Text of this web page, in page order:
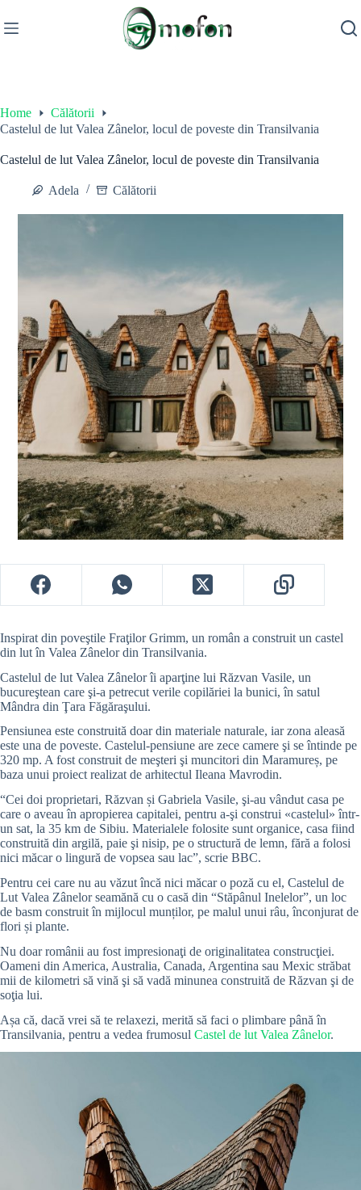
to
content
Home
Călătorii
Castelul de lut Valea Zânelor, locul de poveste din Transilvania
Castelul de lut Valea Zânelor, locul de poveste din Transilvania
Adela Călătorii
Inspirat din poveştile Fraţilor Grimm, un român a construit un castel
din lut în Valea Zânelor din Transilvania.
Castelul de lut Valea Zânelor îi aparţine lui Răzvan Vasile, un
bucureştean care şi-a petrecut verile copilăriei la bunici, în satul
Mândra din Ţara Făgăraşului.
Pensiunea este construită doar din materiale naturale, iar zona aleasă
este una de poveste. Castelul-pensiune are zece camere şi se întinde pe
320 mp. A fost construit de meşteri şi muncitori din Maramureș, pe
baza unui proiect realizat de arhitectul Ileana Mavrodin.
“Cei doi proprietari, Răzvan și Gabriela Vasile, şi-au vândut casa pe
care o aveau în apropierea capitalei, pentru a-şi construi «castelul» într-
un sat, la 35 km de Sibiu. Materialele folosite sunt organice, casa fiind
construită din argilă, paie şi nisip, pe o structură de lemn, fără a folosi
nici măcar o lingură de vopsea sau lac”, scrie BBC.
Pentru cei care nu au văzut încă nici măcar o poză cu el, Castelul de
Lut Valea Zânelor seamănă cu o casă din “Stăpânul Inelelor”, un loc
de basm construit în mijlocul munților, pe malul unui râu, înconjurat de
flori și plante.
Nu doar românii au fost impresionaţi de originalitatea construcţiei.
Oameni din America, Australia, Canada, Argentina sau Mexic străbat
mii de kilometri să vină şi să vadă minunea construită de Răzvan şi de
soţia lui.
Așa că, dacă vrei să te relaxezi, merită să faci o plimbare până în
Transilvania, pentru a vedea frumosul Castel de lut Valea Zânelor.